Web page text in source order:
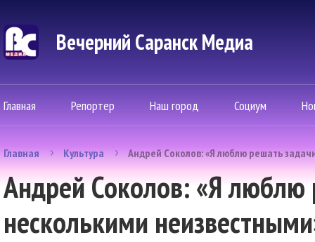
Вечерний Саранск Mедиа
Главная Репортер Наш город Социум
Главная Культура Андрей Соколов: «Я люблю решать
Андрей Соколов: «Я люблю
несколькими